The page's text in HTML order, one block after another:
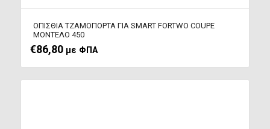
ΟΠΙΣΘΙΑ ΤΖΑΜΟΠΟΡΤΑ ΓΙΑ SMART FORTWO COUPE
ΜΟΝΤΕΛΟ 450
€86,80 με ΦΠΑ